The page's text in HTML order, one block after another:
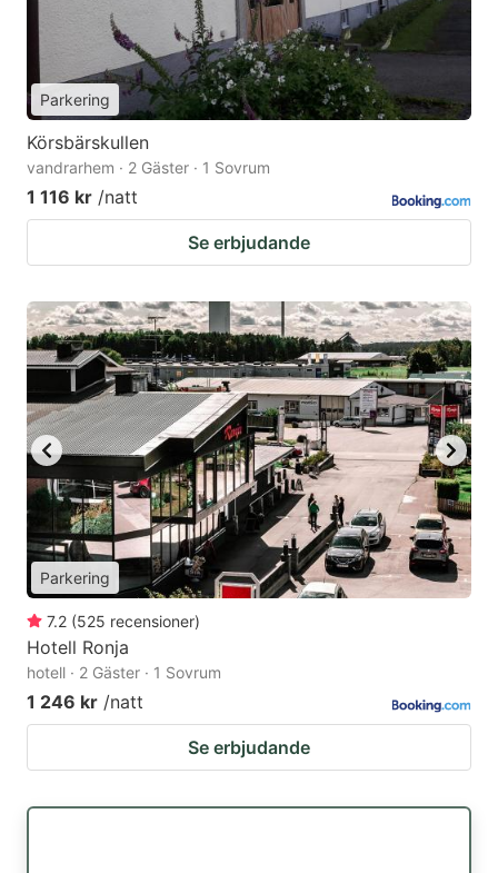
Parkering
Körsbärskullen
vandrarhem · 2 Gäster · 1 Sovrum
1 116 kr /natt
Se erbjudande
Parkering
7.2 (525 recensioner)
Hotell Ronja
hotell · 2 Gäster · 1 Sovrum
1 246 kr /natt
Se erbjudande